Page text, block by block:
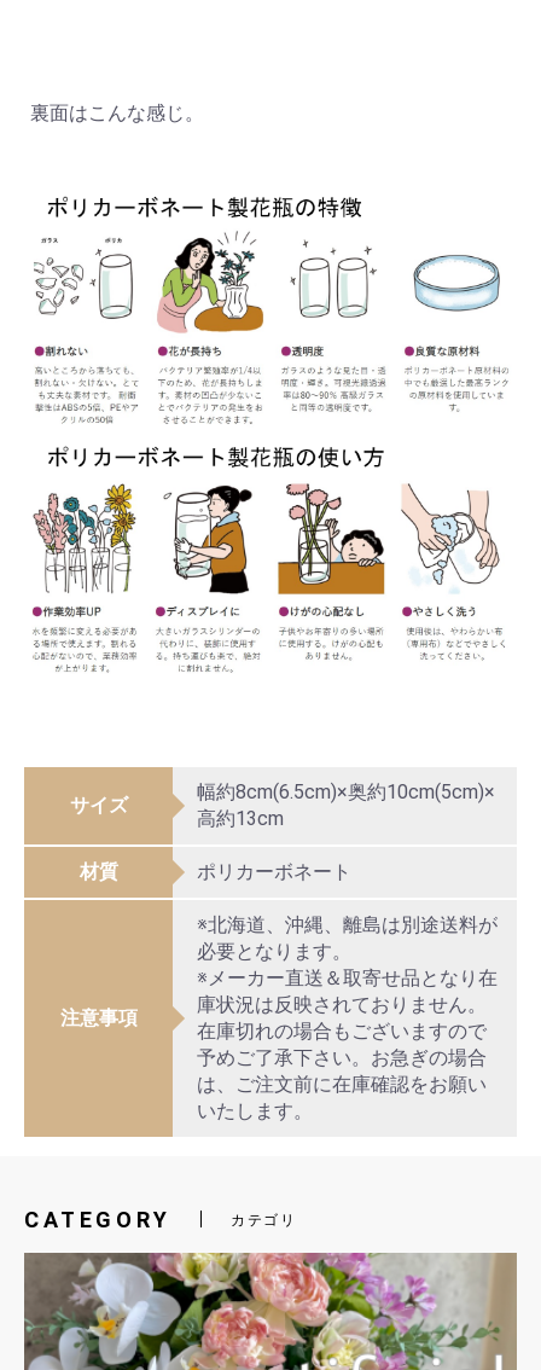
裏面はこんな感じ。
サイズ
幅約8cm(6.5cm)×奥約10cm(5cm)×
高約13cm
材質 ポリカーボネート
注意事項
※北海道、沖縄、離島は別途送料が
必要となります。
※メーカー直送＆取寄せ品となり在
庫状況は反映されておりません。
在庫切れの場合もございますので
予めご了承下さい。お急ぎの場合
は、ご注文前に在庫確認をお願い
いたします。
CATEGORY カテゴリ